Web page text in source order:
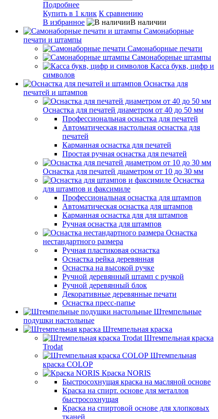
Подробнее
Купить в 1 клик К сравнению
В избранное
В наличии
Самонаборные
печати и штампы
Самонаборные печати
Самонаборные штампы
Касса букв, цифр и
символов
Оснастка для
печатей и штампов
Оснастка для печатей диаметром от 40 до 50 мм
Профессиональная оснастка для печатей
Автоматическая настольная оснастка для
печатей
Карманная оснастка для печатей
Простая ручная оснастка для печатей
Оснастка для печатей диаметром от 10 до 30 мм
Оснастка
для штампов и факсимиле
Профессиональная оснастка для штампов
Автоматическая оснастка для штампов
Карманная оснастка для для штампов
Ручная оснастка для штампов
Оснастка
нестандартного размера
Ручная пластиковая оснастка
Оснастка рейка деревянная
Оснастка на высокой ручке
Ручной деревянный штамп с ручкой
Ручной деревянный блок
Декоративные деревянные печати
Оснастка пресс-папье
Штемпельные
подушки настольные
Штемпельная краска
Штемпельная краска
Trodat
Штемпельная
краска COLOP
Краска NORIS
Быстросохнущая краска на масляной основе
Краска на спирт. основе для металлов
быстросохнущая
Краска на спиртовой основе для хлопковых
тканей